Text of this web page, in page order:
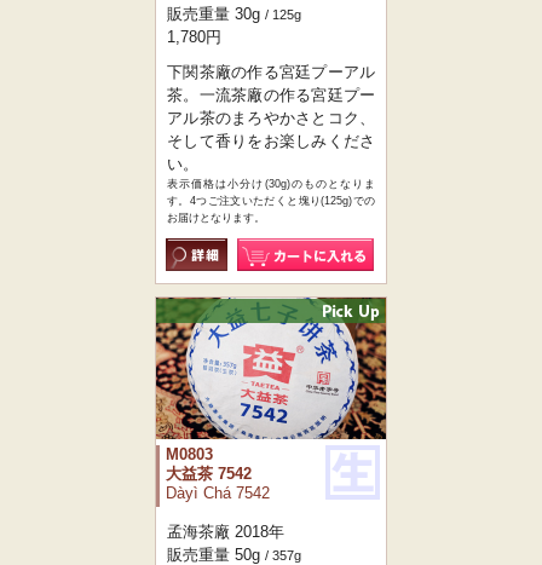
販売重量 30g / 125g
1,780円
下関茶廠の作る宮廷プーアル
茶。一流茶廠の作る宮廷プー
アル茶のまろやかさとコク、
そして香りをお楽しみくださ
い。
表示価格は小分け(30g)のものとなりま
す。4つご注文いただくと塊り(125g)での
お届けとなります。
M0803
大益茶 7542
Dàyì Chá 7542
孟海茶廠 2018年
販売重量 50g / 357g